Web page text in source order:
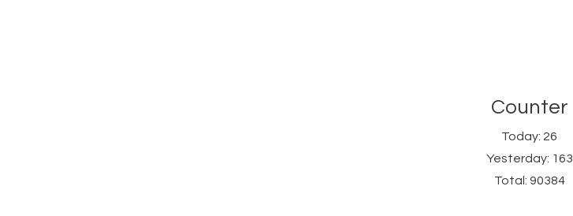
Counter
Today: 26
Yesterday: 163
Total: 90384